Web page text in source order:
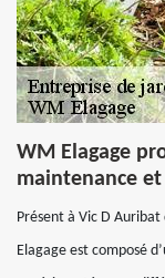
WM Elagage
maintenance
Présent à Vic D
Elagage est composé